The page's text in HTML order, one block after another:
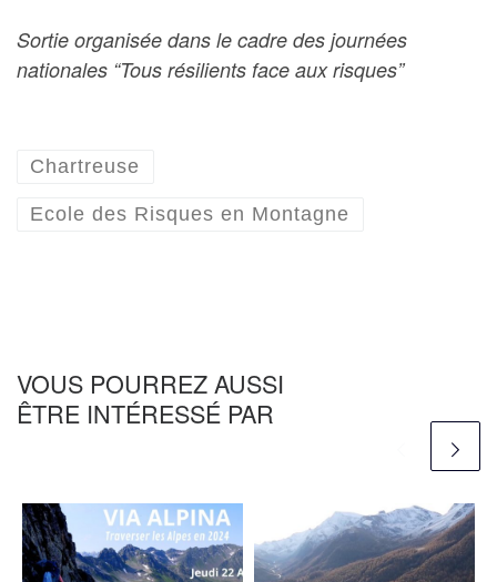
Sortie organisée dans le cadre des journées
nationales “Tous résilients face aux risques”
Chartreuse
Ecole des Risques en Montagne
VOUS POURREZ AUSSI
ÊTRE INTÉRESSÉ PAR